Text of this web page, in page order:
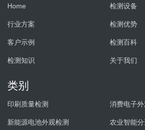
Home 检测设备
行业方案 检测优势
客户示例 检测百科
检测知识 关于我们
类别
印刷质量检测 消费电子外
新能源电池外观检测 农业智能